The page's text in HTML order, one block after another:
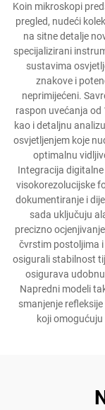
Koin mikroskopi
pregled, nudeći
na sitne detalje
specijalizirani
sustavima
znakove i
neprimijećeni.
raspon uvećanja od
kao i detaljnu
osvjetljenjem koje
optimalnu
Integracija
visokorezolucijske
dokumentiranje i
sada uključuju
precizno
čvrstim postoljima
osigurali stabilnost
osigurava
Napredni modeli
smanjenje
koji